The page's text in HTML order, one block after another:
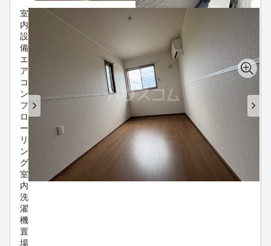
室
内
設
備
エ
ア
コ
ン
フ
ロ
ー
リ
ン
グ
室
内
洗
濯
機
置
場